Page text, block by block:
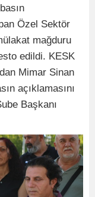
Özel Sektör
mağduru
edildi. KESK
Mimar Sinan
açıklamasını
Başkanı